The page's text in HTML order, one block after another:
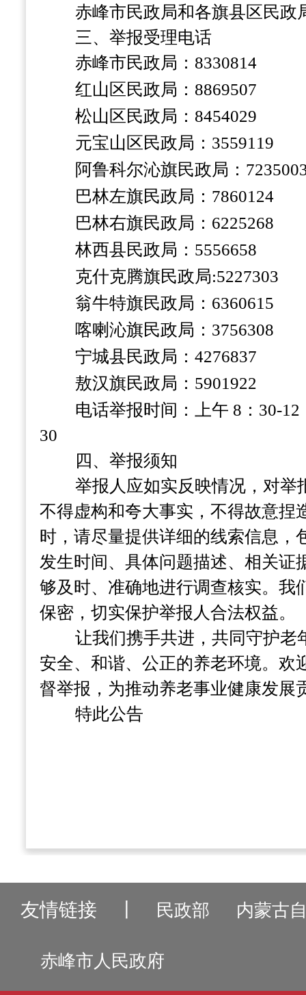
赤峰市民政局和各旗县区民政
三、举报受理电话
赤峰市民政局： 8330814
红山区民政局： 8869507
松山区民政局： 8454029
元宝山区民政局： 3559119
阿鲁科尔沁旗民政局：
巴林左旗民政局： 7860124
巴林右旗民政局： 6225268
林西县民政局： 5556658
克什克腾旗民政局:5227303
翁牛特旗民政局： 6360615
喀喇沁旗民政局： 3756308
宁城县民政局： 4276837
敖汉旗民政局： 5901922
电话举报时间：上午 8：30-
30
四、举报须知
举报人应如实反映情况，对举
不得虚构和夸大事实，不得故意捏
时，请尽量提供详细的线索信息，
发生时间、具体问题描述、相关证
够及时、准确地进行调查核实。我
保密，切实保护举报人合法权益。
让我们携手共进，共同守护老
安全、和谐、公正的养老环境。欢
督举报，为推动养老事业健康发展
特此公告
友情链接 民政部 内蒙古
赤峰市人民政府